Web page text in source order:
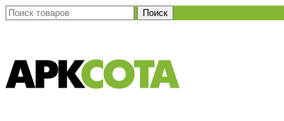
Поиск